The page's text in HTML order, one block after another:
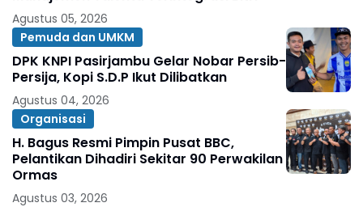
Agustus 05, 2026
Pemuda dan UMKM
DPK KNPI Pasirjambu Gelar Nobar Persib-
Persija, Kopi S.D.P Ikut Dilibatkan
Agustus 04, 2026
Organisasi
H. Bagus Resmi Pimpin Pusat BBC,
Pelantikan Dihadiri Sekitar 90 Perwakilan
Ormas
Agustus 03, 2026